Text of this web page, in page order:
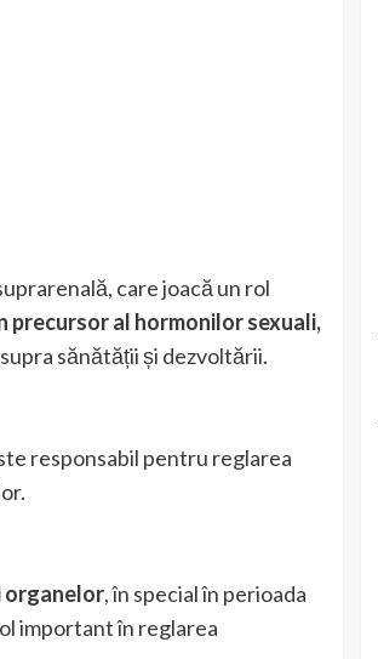
care joacă un rol
precursor al hormonilor sexuali,
sănătății și dezvoltării.
responsabil pentru reglarea
organelor, în special în perioada
important în reglarea